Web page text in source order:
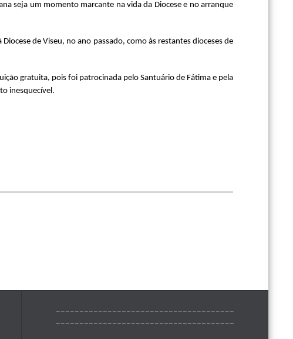
seja um momento marcante na vida da Diocese e no arranque
de Viseu, no ano passado, como às restantes dioceses de
gratuita, pois foi patrocinada pelo Santuário de Fátima e pela
inesquecível.